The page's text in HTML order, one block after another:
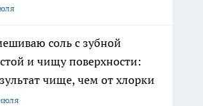
соль с зубной
и чищу поверхности:
чище, чем от хлорки